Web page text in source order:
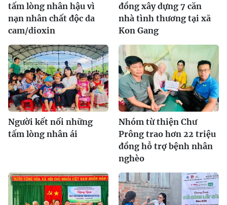
tấm lòng nhân hậu vì
nạn nhân chất độc da
cam/dioxin
đồng xây dựng 7 căn
nhà tình thương tại xã
Kon Gang
Người kết nối những
tấm lòng nhân ái
Nhóm từ thiện Chư
Prông trao hơn 22 triệu
đồng hỗ trợ bệnh nhân
nghèo